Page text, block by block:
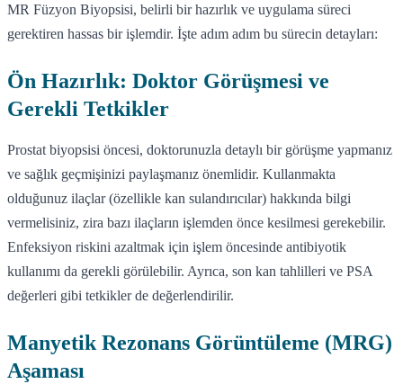
MR Füzyon Biyopsisi, belirli bir hazırlık ve uygulama süreci
gerektiren hassas bir işlemdir. İşte adım adım bu sürecin detayları:
Ön Hazırlık: Doktor Görüşmesi ve
Gerekli Tetkikler
Prostat biyopsisi öncesi, doktorunuzla detaylı bir görüşme yapmanız
ve sağlık geçmişinizi paylaşmanız önemlidir. Kullanmakta
olduğunuz ilaçlar (özellikle kan sulandırıcılar) hakkında bilgi
vermelisiniz, zira bazı ilaçların işlemden önce kesilmesi gerekebilir.
Enfeksiyon riskini azaltmak için işlem öncesinde antibiyotik
kullanımı da gerekli görülebilir. Ayrıca, son kan tahlilleri ve PSA
değerleri gibi tetkikler de değerlendirilir.
Manyetik Rezonans Görüntüleme (MRG)
Aşaması